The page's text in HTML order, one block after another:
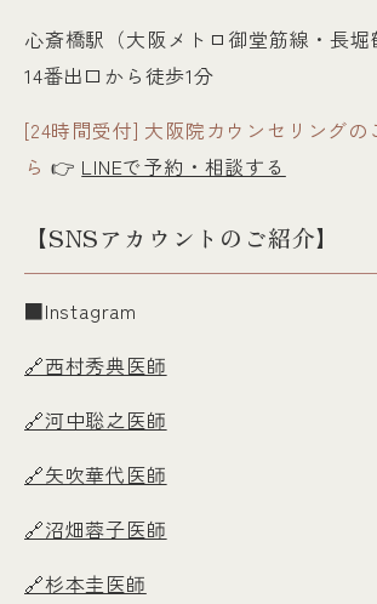
心斎橋駅（大阪メトロ御堂筋線・長
14番出口から徒歩1分
[24時間受付] 大阪院カウンセリングの
ら 👉 LINEで予約・相談する
【SNSアカウントのご紹介】
■Instagram
🔗西村秀典医師
🔗河中聡之医師
🔗矢吹華代医師
🔗沼畑蓉子医師
🔗杉本圭医師